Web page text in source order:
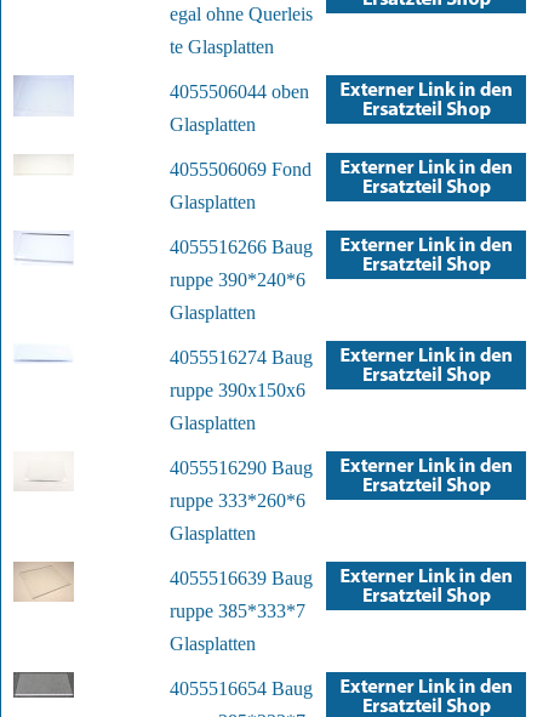
egal ohne Querleis
te Glasplatten
4055506044 oben
Glasplatten
4055506069 Fond
Glasplatten
4055516266 Baug
ruppe 390*240*6
Glasplatten
4055516274 Baug
ruppe 390x150x6
Glasplatten
4055516290 Baug
ruppe 333*260*6
Glasplatten
4055516639 Baug
ruppe 385*333*7
Glasplatten
4055516654 Baug